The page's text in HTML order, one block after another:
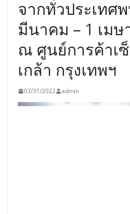
จากทั่วประเทศ
มีนาคม – 1 เมษ
ณ ศูนย์การค้าเ
เกล้า กรุงเทพฯ
03/31/2022 admin